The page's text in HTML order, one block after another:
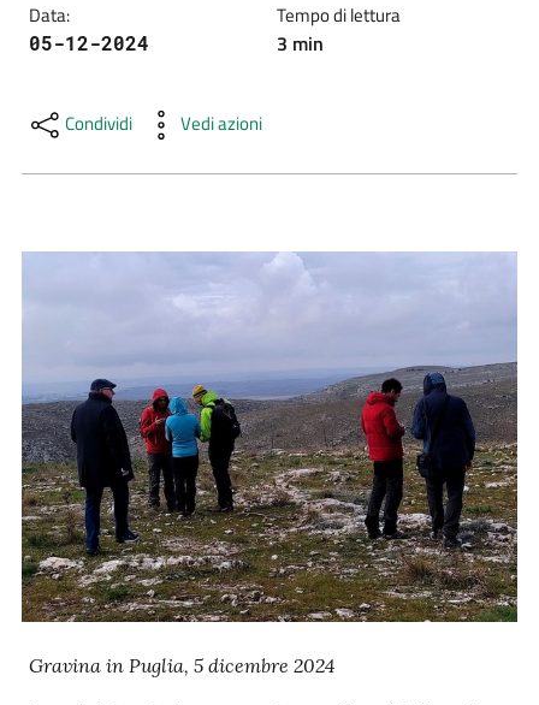
Eventi
DigitAP
Scrivici
Seguici
su
Data:
05-12-2024
Tempo di lettura
3 min
Condividi Vedi azioni
Gravina in Puglia, 5 dicembre 2024